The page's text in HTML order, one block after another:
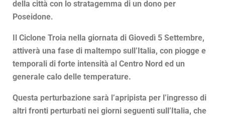
della città con lo stratagemma di un dono per
Poseidone.
Il Ciclone Troia nella giornata di Giovedì 5 Settembre,
attiverà una fase di maltempo sull’Italia, con piogge e
temporali di forte intensità al Centro Nord ed un
generale calo delle temperature.
Questa perturbazione sarà l’apripista per l’ingresso di
altri fronti perturbati nei giorni seguenti sull’Italia, che